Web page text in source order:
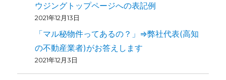
ウジングトップページへの表記例
2021年12月13日
「マル秘物件ってあるの？」⇒弊社代表(高知
の不動産業者)がお答えします
2021年12月3日